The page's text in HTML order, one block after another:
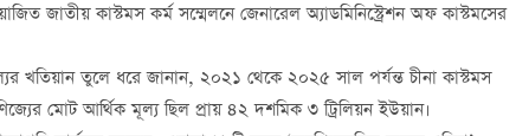
জাতীয় কাস্টমস কর্ম সম্মেলনে জেনারেল অ্যাডমিনিস্ট্রেশন অফ কাস্টমসের
খতিয়ান তুলে ধরে জানান, ২০২১ থেকে ২০২৫ সাল পর্যন্ত চীনা কাস্টমস
মোট আর্থিক মূল্য ছিল প্রায় ৪২ দশমিক ৩ ট্রিলিয়ন ইউয়ান।